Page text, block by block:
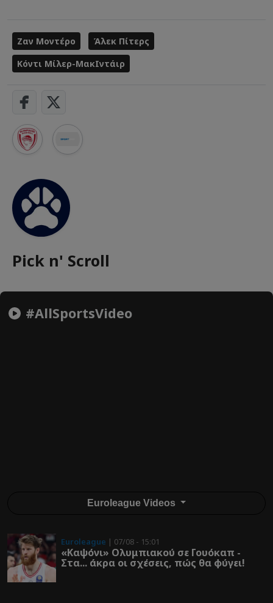
Ζαν Μοντέρο
Άλεκ Πίτερς
Κόντι Μίλερ-ΜακΙντάιρ
Pick n' Scroll
#AllSportsVideo
Euroleague Videos
Euroleague | 07/08 - 15:01
«Καψόνι» Ολυμπιακού σε Γουόκαπ -
Στα... άκρα οι σχέσεις, πώς θα φύγει!